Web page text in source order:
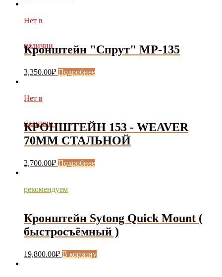
Нет в
наличии
Кронштейн "Спрут" МР-135
3,350.00₽ Подробнее
Нет в
наличии
КРОНШТЕЙН 153 - WEAVER
70ММ СТАЛЬНОЙ
2,700.00₽ Подробнее
рекомендуем
Кронштейн Sytong Quick Mount (
быстросъёмный )
19,800.00₽ В корзину